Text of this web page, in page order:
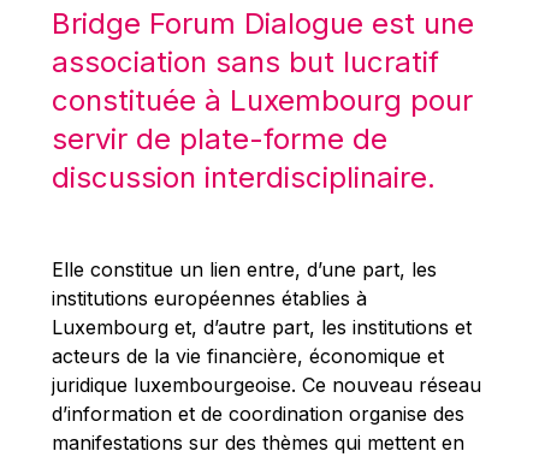
Mario Centeno
Mario Monti
Maroš ŠEFČOVIČ
Martin Bailey
Martine Reicherts
Michael Sohlman
Michel Goedert
Mireille Delmas-Marty
Nobuo Tanaka
Otmar Issing
Bridge Forum Dialogue est une
association sans but lucratif
constituée à Luxembourg pour
servir de plate-forme de
discussion interdisciplinaire.
Elle constitue un lien entre, d’une part, les
institutions européennes établies à
Luxembourg et, d’autre part, les institutions et
acteurs de la vie financière, économique et
juridique luxembourgeoise. Ce nouveau réseau
d’information et de coordination organise des
manifestations sur des thèmes qui mettent en